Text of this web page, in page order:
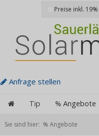
Preise inkl. 19%
Anfrage stellen
Tip % Angebote
Sie sind hier: % Angebote